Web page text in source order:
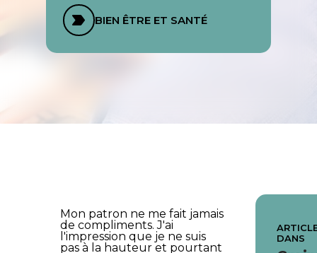
BIEN ÊTRE ET SANTÉ
Mon patron ne me fait jamais
de compliments. J'ai
l'impression que je ne suis
pas à la hauteur et pourtant
DANS